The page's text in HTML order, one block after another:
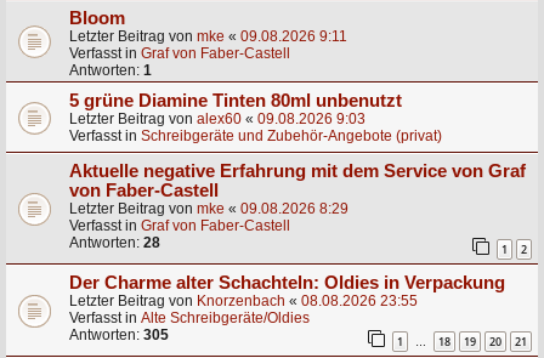
Bloom
Letzter Beitrag von mke « 09.08.2026 9:11
Verfasst in Graf von Faber-Castell
Antworten: 1
5 grüne Diamine Tinten 80ml unbenutzt
Letzter Beitrag von alex60 « 09.08.2026 9:03
Verfasst in Schreibgeräte und Zubehör-Angebote (privat)
Aktuelle negative Erfahrung mit dem Service von Graf
von Faber-Castell
Letzter Beitrag von mke « 09.08.2026 8:29
Verfasst in Graf von Faber-Castell
Antworten: 28 1 2
Der Charme alter Schachteln: Oldies in Verpackung
Letzter Beitrag von Knorzenbach « 08.08.2026 23:55
Verfasst in Alte Schreibgeräte/Oldies
Antworten: 305 1 18 19 20 21